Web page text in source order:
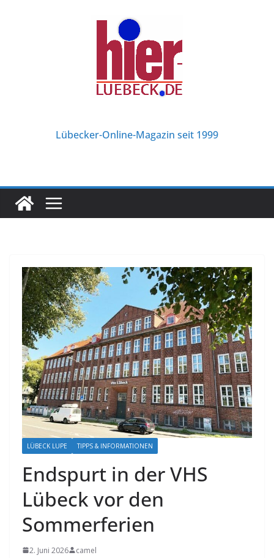
Lübecker-Online-Magazin seit 1999
LÜBECK LUPE TIPPS & INFORMATIONEN
Endspurt in der VHS
Lübeck vor den
Sommerferien
2. Juni 2026 camel